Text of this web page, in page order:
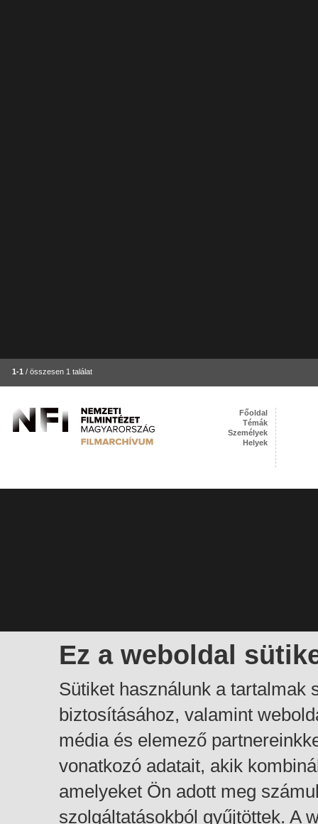
1-1 / összesen 1 találat
Ez a weboldal
Sütiket használunk a tartalmak
biztosításához, valamint
média és elemező
vonatkozó adatait, akik
amelyeket Ön adott meg
szolgáltatásokból gyűjtöttek. A
Főoldal
Témák
Személyek
Helyek